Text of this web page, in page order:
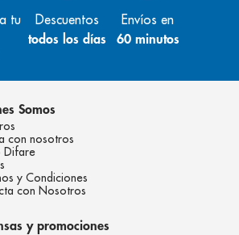
tu Descuentos
todos los días
Envíos en
60 minutos
Somos
con nosotros
Difare
y Condiciones
con Nosotros
y promociones